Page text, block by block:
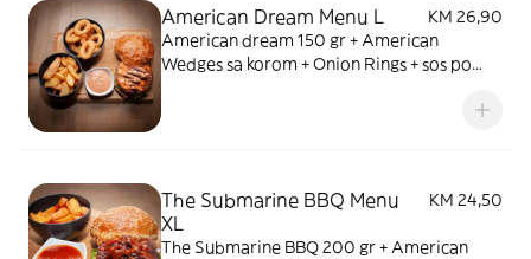
American Dream Menu L
KM 26,90
American dream 150 gr + American
Wedges sa korom + Onion Rings + sos po
The Submarine BBQ Menu
XL
KM 24,50
The Submarine BBQ 200 gr + American